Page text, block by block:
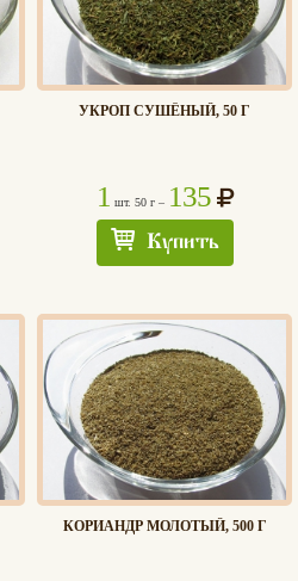
УКРОП СУШЁНЫЙ, 50 Г
1 шт. 50 г – 135
Купить
КОРИАНДР МОЛОТЫЙ, 500 Г